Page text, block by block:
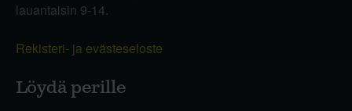
lauantaisin 9-14.
Rekisteri- ja evästeseloste
Löydä perille